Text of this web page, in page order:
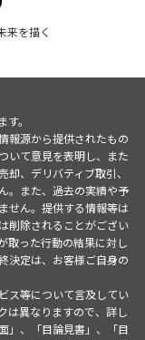
来を描く
。
報源から提供されたもの
いて意見を表明し、また
、デリバティブ取引、
。また、過去の実績や予
せん。提供する情報等は
削除されることがござい
取った行動の結果に対し
決定は、お客様ご自身の
ス等について言及してい
は異なりますので、詳し
」、「目論見書」、「目